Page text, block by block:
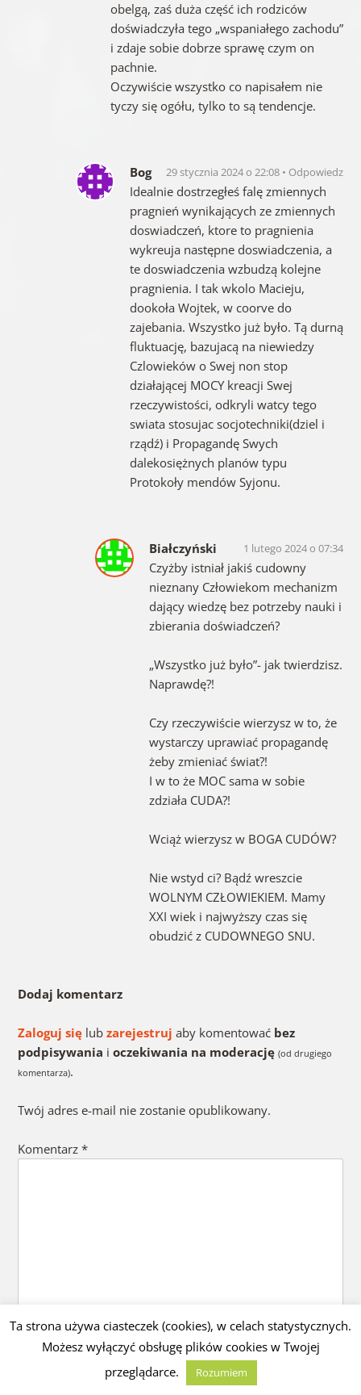
obelgą, zaś duża część ich rodziców
doświadczyła tego „wspaniałego zachodu”
i zdaje sobie dobrze sprawę czym on
pachnie.
Oczywiście wszystko co napisałem nie
tyczy się ogółu, tylko to są tendencje.
Bog 29 stycznia 2024 o 22:08 Odpowiedz
Idealnie dostrzegłeś falę zmiennych
pragnień wynikających ze zmiennych
doswiadczeń, ktore to pragnienia
wykreuja następne doswiadczenia, a
te doswiadczenia wzbudzą kolejne
pragnienia. I tak wkolo Macieju,
dookoła Wojtek, w coorve do
zajebania. Wszystko już było. Tą durną
fluktuację, bazujacą na niewiedzy
Czlowieków o Swej non stop
działającej MOCY kreacji Swej
rzeczywistości, odkryli watcy tego
swiata stosujac socjotechniki(dziel i
rządź) i Propagandę Swych
dalekosiężnych planów typu
Protokoły mendów Syjonu.
Białczyński 1 lutego 2024 o 07:34
Czyżby istniał jakiś cudowny
nieznany Człowiekom mechanizm
dający wiedzę bez potrzeby nauki i
zbierania doświadczeń?
„Wszystko już było”- jak twierdzisz.
Naprawdę?!
Czy rzeczywiście wierzysz w to, że
wystarczy uprawiać propagandę
żeby zmieniać świat?!
I w to że MOC sama w sobie
zdziała CUDA?!
Wciąż wierzysz w BOGA CUDÓW?
Nie wstyd ci? Bądź wreszcie
WOLNYM CZŁOWIEKIEM. Mamy
XXI wiek i najwyższy czas się
obudzić z CUDOWNEGO SNU.
Dodaj komentarz
Zaloguj sięlub zarejestruj aby komentować bez
podpisywania i oczekiwania na moderację (od drugiego
komentarza).
Twój adres e-mail nie zostanie opublikowany.
Komentarz *
Nazwa*
Ta strona używa ciasteczek (cookies), w celach statystycznych.
Możesz wyłączyć obsługę plików cookies w Twojej
przeglądarce.
Rozumiem